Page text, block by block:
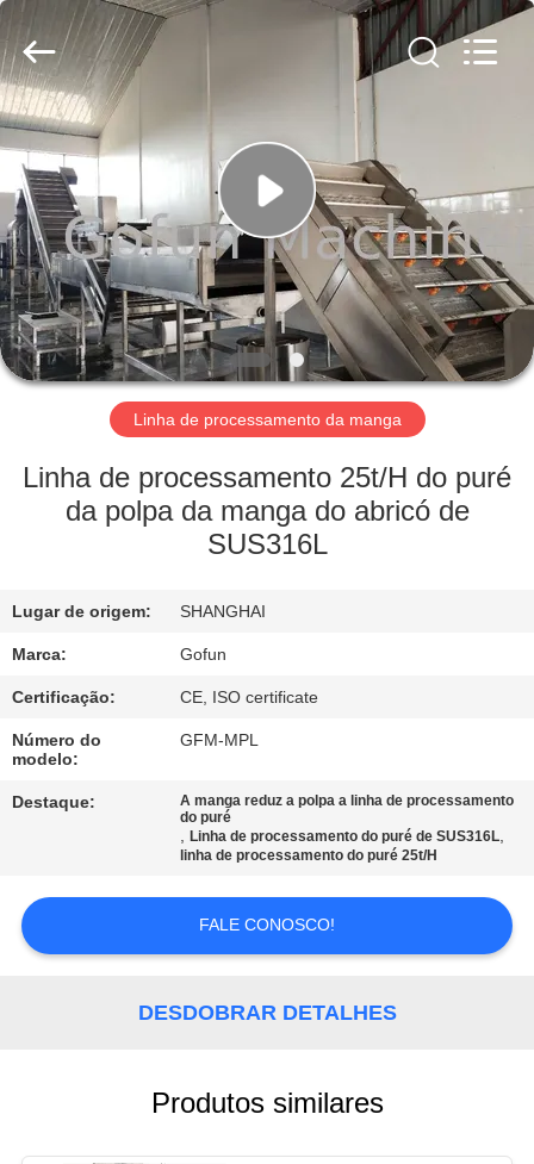
CASA
PRODUTOS
VÍDEOS
SHOW
DE
SOBRE
EXCURSÃO
DA
FÁBRICA
CONTROLE
DA
QUALIDADE
CONTACTE-
NOS
Shanghai
Co.,
Ltd..
All
Rights
Reserved.
Linha de processamento da manga
Linha de processamento 25t/H do puré
da polpa da manga do abricó de
SUS316L
Lugar de origem: SHANGHAI
Marca: Gofun
Certificação: CE, ISO certificate
Número do
modelo:
GFM-MPL
Destaque:
A manga reduz a polpa a linha de processamento
do puré
,Linha de processamento do puré de SUS316L,
linha de processamento do puré 25t/H
FALE CONOSCO!
DESDOBRAR DETALHES
Produtos similares